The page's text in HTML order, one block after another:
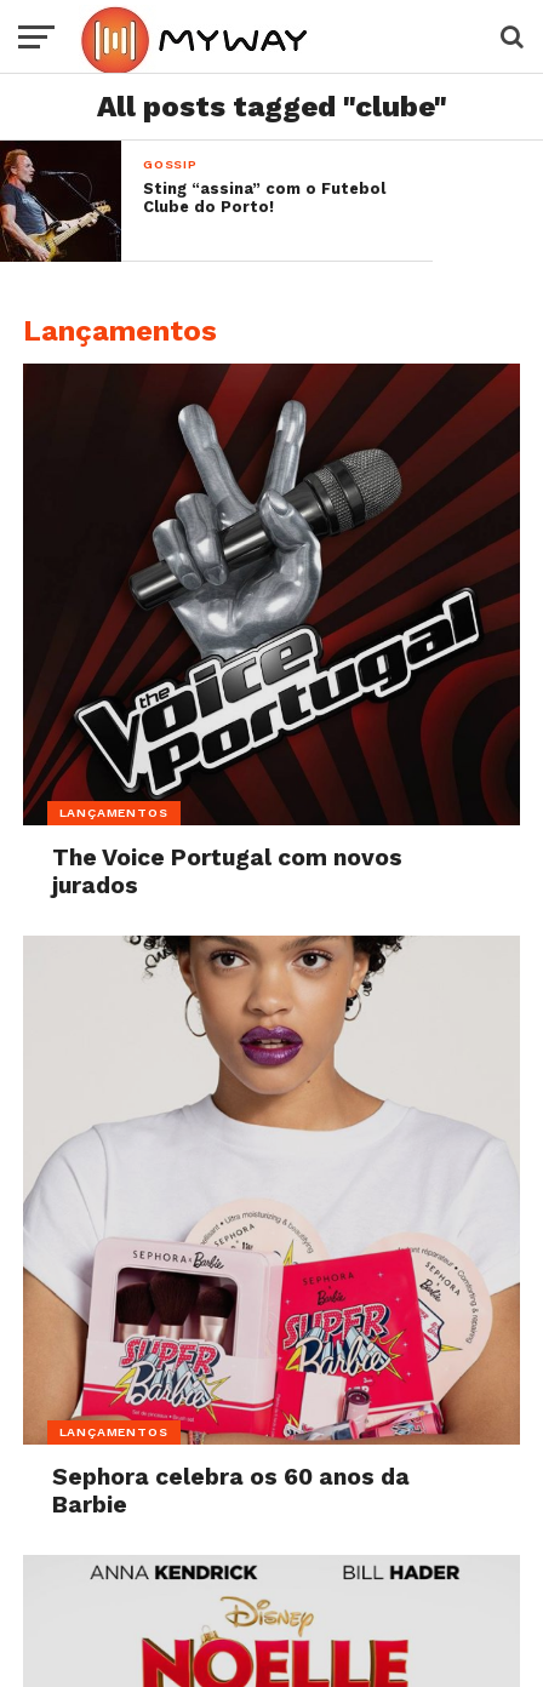
All posts tagged "clube"
GOSSIP
Sting “assina” com o Futebol
Clube do Porto!
Lançamentos
LANÇAMENTOS
The Voice Portugal com novos
jurados
LANÇAMENTOS
Sephora celebra os 60 anos da
Barbie